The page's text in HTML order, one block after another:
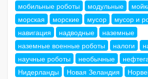
мобильные роботы
модульные
морская
морские мусор
мусор и
навигация
надводные
наземные
наземные военные роботы
налоги
научные роботы
необычные
Нидерланды
Новая Зеландия